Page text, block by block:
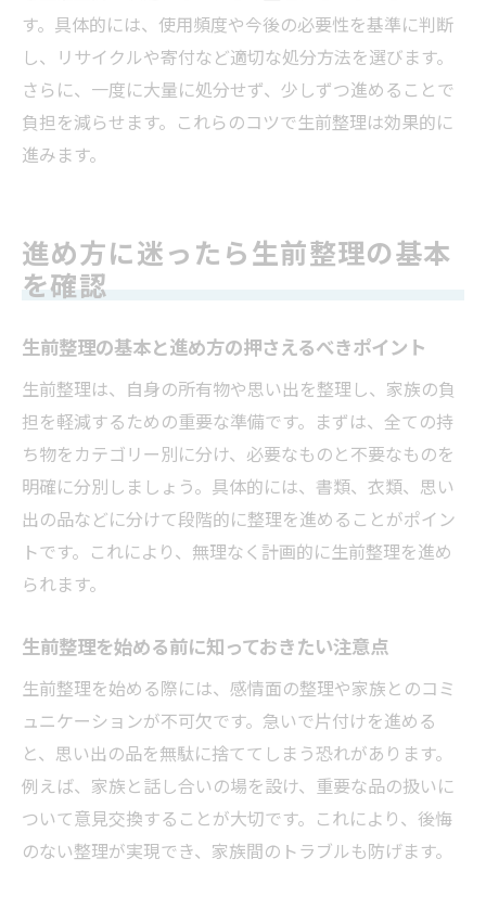
す。具体的には、使用頻度や今後の必要性を基準に判断
し、リサイクルや寄付など適切な処分方法を選びます。
さらに、一度に大量に処分せず、少しずつ進めることで
負担を減らせます。これらのコツで生前整理は効果的に
進みます。
進め方に迷ったら生前整理の基本
を確認
生前整理の基本と進め方の押さえるべきポイント
生前整理は、自身の所有物や思い出を整理し、家族の負
担を軽減するための重要な準備です。まずは、全ての持
ち物をカテゴリー別に分け、必要なものと不要なものを
明確に分別しましょう。具体的には、書類、衣類、思い
出の品などに分けて段階的に整理を進めることがポイン
トです。これにより、無理なく計画的に生前整理を進め
られます。
生前整理を始める前に知っておきたい注意点
生前整理を始める際には、感情面の整理や家族とのコミ
ュニケーションが不可欠です。急いで片付けを進める
と、思い出の品を無駄に捨ててしまう恐れがあります。
例えば、家族と話し合いの場を設け、重要な品の扱いに
ついて意見交換することが大切です。これにより、後悔
のない整理が実現でき、家族間のトラブルも防げます。